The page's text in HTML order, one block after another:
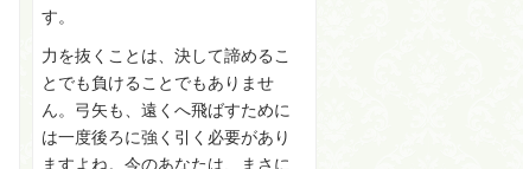
す。
力を抜くことは、決して諦めるこ
とでも負けることでもありませ
ん。弓矢も、遠くへ飛ばすために
は一度後ろに強く引く必要があり
ますよね。今のあなたは、まさに